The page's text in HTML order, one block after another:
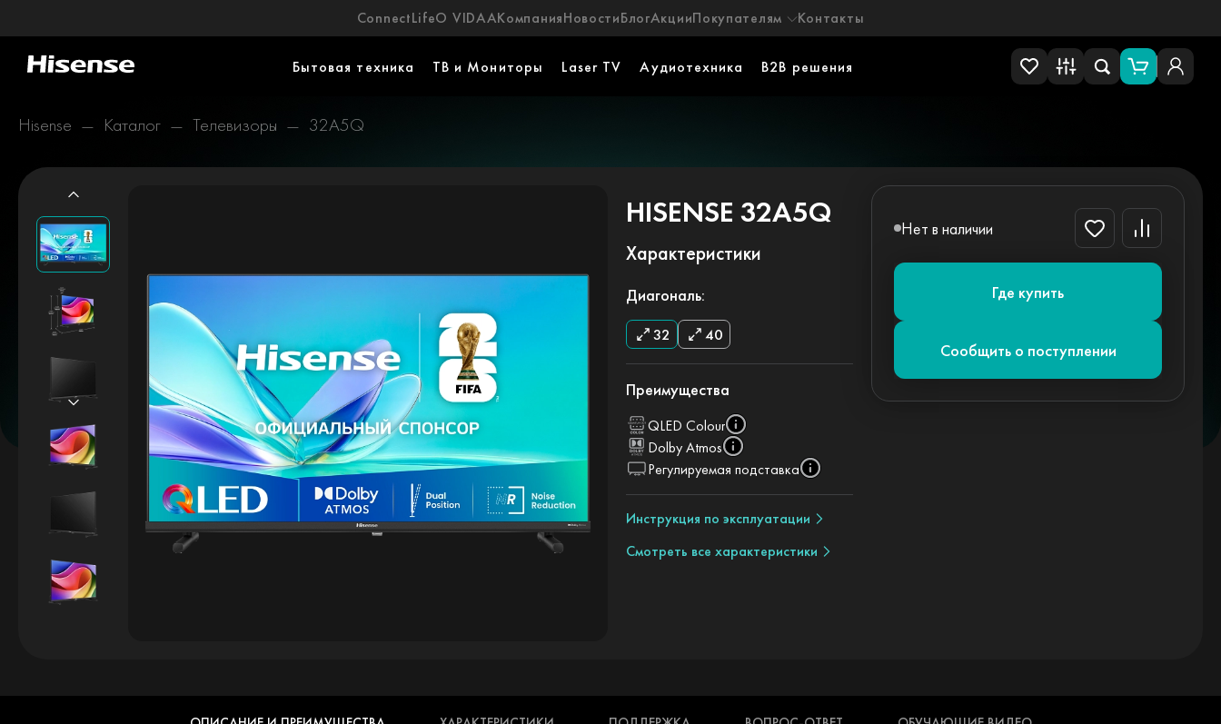
ConnectLifeО VIDAAКомпанияНовостиБлогАкцииПокупателям Контакты
Бытовая техника ТВ и Мониторы Laser TV Аудиотехника B2B решения
Hisense Каталог Телевизоры 32A5Q
HISENSE 32A5Q
Характеристики
Диагональ:
32 40
Преимущества
QLED Colour
Dolby Atmos
Регулируемая подставка
Инструкция по эксплуатации
Смотреть все характеристики
Нет в наличии
Где купить
Сообщить о поступлении